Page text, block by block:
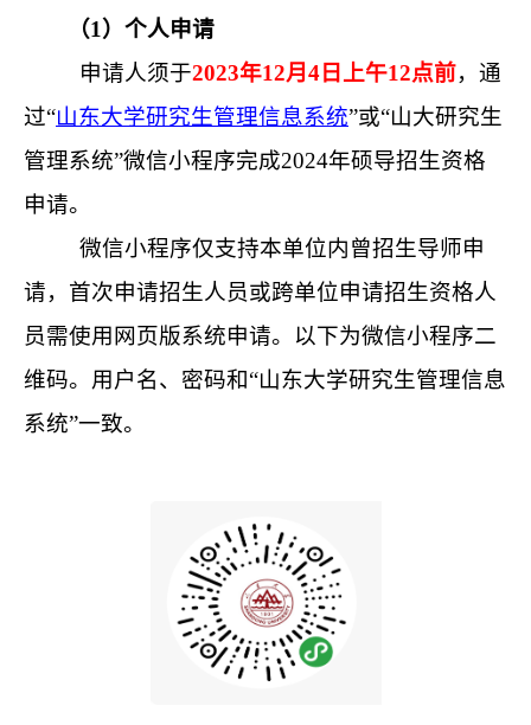
（1）个人申请
申请人须于2023年12月4日上午12点前，通
过“山东大学研究生管理信息系统”或“山大研究生
管理系统”微信小程序完成2024年硕导招生资格
申请。
微信小程序仅支持本单位内曾招生导师申
请，首次申请招生人员或跨单位申请招生资格人
员需使用网页版系统申请。以下为微信小程序二
维码。用户名、密码和“山东大学研究生管理信息
系统”一致。